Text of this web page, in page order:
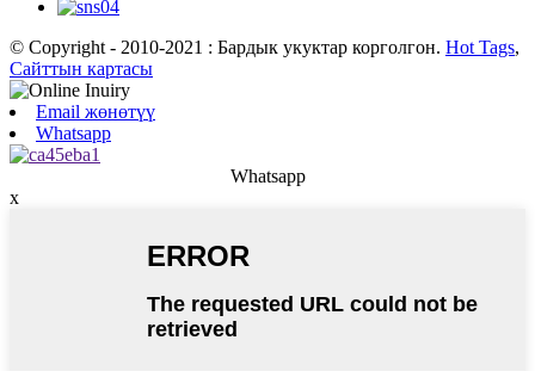
© Copyright - 2010-2021 : Бардык укуктар корголгон. Hot Tags,
Сайттын картасы
Email жөнөтүү
Whatsapp
Whatsapp
x